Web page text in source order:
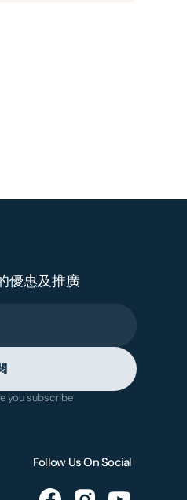
優惠及推廣
you subscribe
Follow Us On Social